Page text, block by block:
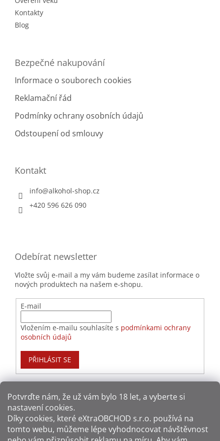
Potvrďte nám​​, že už vám bylo 18 let, a vyberte si
nastavení cookies.
Díky cookies, které eXtraOBCHOD s.r.o. používá na
tomto webu, můžeme lépe vyhodnocovat návštěvnost
Kontakty
Blog
Bezpečné nakupování
Informace o souborech cookies
Reklamační řád
Podmínky ochrany osobních údajů
Odstoupení od smlouvy
Kontakt
info@alkohol-shop.cz
+420 596 626 090
Odebírat newsletter
Vložte svůj e-mail a my vám budeme zasílat informace o
nových produktech na našem e-shopu.
E-mail
Vložením e-mailu souhlasíte s podmínkami ochrany
osobních údajů
PŘIHLÁSIT SE
Způsoby dopravy: